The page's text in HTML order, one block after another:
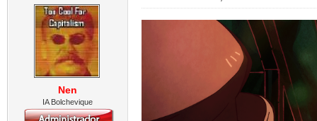
Nen
IA Bolchevique